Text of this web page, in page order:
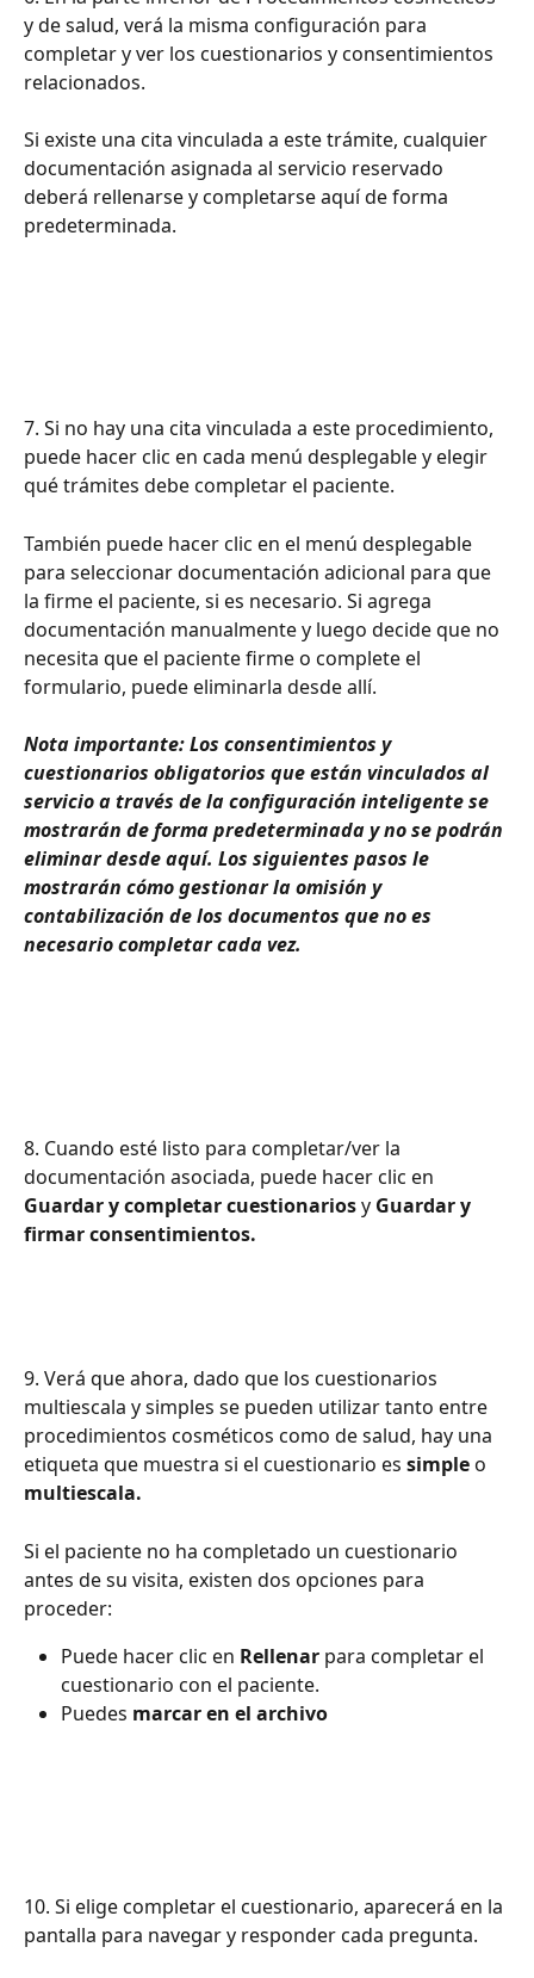
y de salud, verá la misma configuración para
completar y ver los cuestionarios y consentimientos
relacionados.
Si existe una cita vinculada a este trámite, cualquier
documentación asignada al servicio reservado
deberá rellenarse y completarse aquí de forma
predeterminada.
7. Si no hay una cita vinculada a este procedimiento,
puede hacer clic en cada menú desplegable y elegir
qué trámites debe completar el paciente.
También puede hacer clic en el menú desplegable
para seleccionar documentación adicional para que
la firme el paciente, si es necesario. Si agrega
documentación manualmente y luego decide que no
necesita que el paciente firme o complete el
formulario, puede eliminarla desde allí.
Nota importante: Los consentimientos y
cuestionarios obligatorios que están vinculados al
servicio a través de la configuración inteligente se
mostrarán de forma predeterminada y no se podrán
eliminar desde aquí. Los siguientes pasos le
mostrarán cómo gestionar la omisión y
contabilización de los documentos que no es
necesario completar cada vez.
8. Cuando esté listo para completar/ver la
documentación asociada, puede hacer clic en
Guardar y completar cuestionarios y Guardar y
firmar consentimientos.
9. Verá que ahora, dado que los cuestionarios
multiescala y simples se pueden utilizar tanto entre
procedimientos cosméticos como de salud, hay una
etiqueta que muestra si el cuestionario es simple o
multiescala.
Si el paciente no ha completado un cuestionario
antes de su visita, existen dos opciones para
proceder:
Puede hacer clic en Rellenar para completar el
cuestionario con el paciente.
Puedes marcar en el archivo
10. Si elige completar el cuestionario, aparecerá en la
pantalla para navegar y responder cada pregunta.